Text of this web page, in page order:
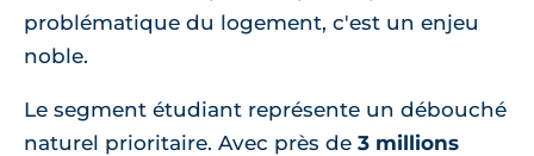
problématique du logement, c'est un enjeu
noble.
Le segment étudiant représente un débouché
naturel prioritaire. Avec près de 3 millions